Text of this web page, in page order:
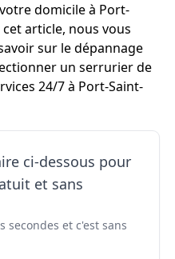
domicile à Port-
article, nous vous
sur le dépannage
un serrurier de
24/7 à Port-Saint-
ci-dessous pour
et sans
secondes et c'est sans